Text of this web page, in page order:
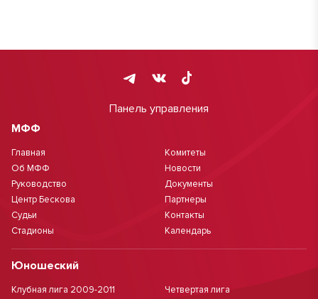
Панель управления
МФФ
Главная
Об МФФ
Руководство
Центр Бескова
Судьи
Стадионы
Комитеты
Новости
Документы
Партнеры
Контакты
Календарь
Юношеский
Клубная лига 2009-2011
Четвертая лига